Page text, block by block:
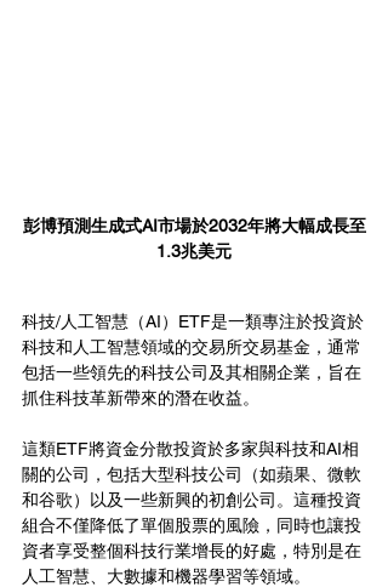
彭博預測生成式AI市場於2032年將大幅成長至
1.3兆美元
科技/人工智慧（AI）ETF是一類專注於投資於
科技和人工智慧領域的交易所交易基金，通常
包括一些領先的科技公司及其相關企業，旨在
抓住科技革新帶來的潛在收益。
這類ETF將資金分散投資於多家與科技和AI相
關的公司，包括大型科技公司（如蘋果、微軟
和谷歌）以及一些新興的初創公司。這種投資
組合不僅降低了單個股票的風險，同時也讓投
資者享受整個科技行業增長的好處，特別是在
人工智慧、大數據和機器學習等領域。